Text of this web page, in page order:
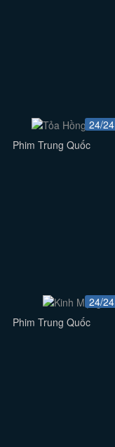
24/24
Phim Trung Quốc
24/24
Phim Trung Quốc